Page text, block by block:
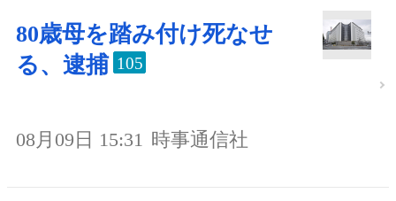
80歳母を踏み付け死なせ
る、逮捕 105
08月09日 15:31 時事通信社